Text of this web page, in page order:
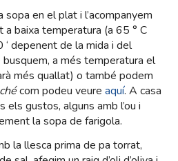
sopa en el plat i l’acompanyem
a baixa temperatura (a 65 ° C
depenent de la mida i del
a més temperatura el
més quallat) o també podem
com podeu veureaquí. A casa
els gustos, alguns amb l’ou i
la sopa de farigola.
la llesca prima de pa torrat,